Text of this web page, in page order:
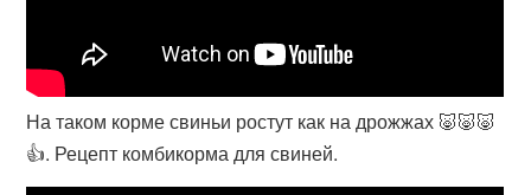
На таком корме свиньи ростут как на дрожжах 🐷🐷🐷
👍. Рецепт комбикорма для свиней.